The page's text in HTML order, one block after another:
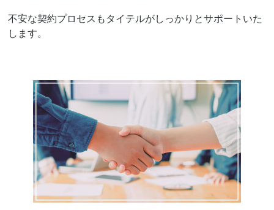
不安な契約プロセスもタイテルがしっかりとサポートいた
します。